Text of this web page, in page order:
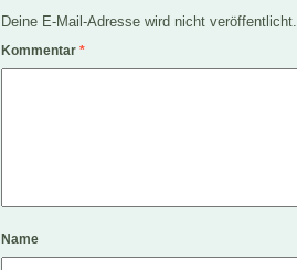
Deine E-Mail-Adresse wird nicht veröffentlicht.
Kommentar *
Name